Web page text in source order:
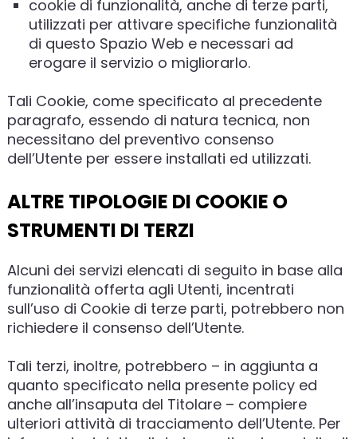
cookie di funzionalità, anche di terze parti,
utilizzati per attivare specifiche funzionalità
di questo Spazio Web e necessari ad
erogare il servizio o migliorarlo.
Tali Cookie, come specificato al precedente
paragrafo, essendo di natura tecnica, non
necessitano del preventivo consenso
dell’Utente per essere installati ed utilizzati.
ALTRE TIPOLOGIE DI COOKIE O
STRUMENTI DI TERZI
Alcuni dei servizi elencati di seguito in base alla
funzionalità offerta agli Utenti, incentrati
sull’uso di Cookie di terze parti, potrebbero non
richiedere il consenso dell’Utente.
Tali terzi, inoltre, potrebbero – in aggiunta a
quanto specificato nella presente policy ed
anche all’insaputa del Titolare – compiere
ulteriori attività di tracciamento dell’Utente. Per